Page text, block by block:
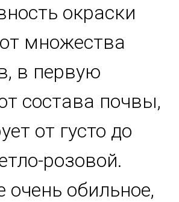
окраски
множества
в первую
состава почвы,
от густо до
розовой.
очень обильное,